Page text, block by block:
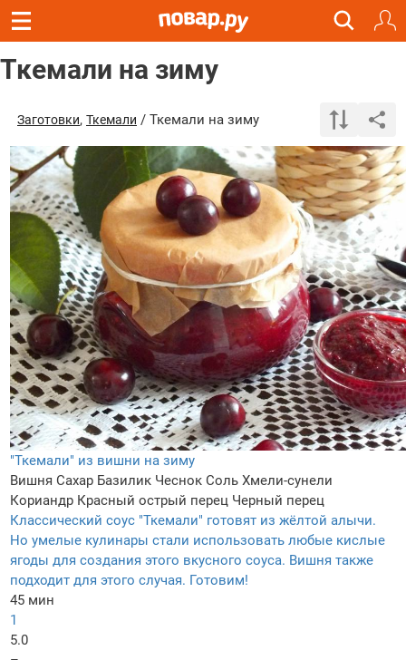
Ткемали на зиму
Заготовки, Ткемали / Ткемали на зиму
"Ткемали" из вишни на зиму
Вишня Сахар Базилик Чеснок Соль Хмели-сунели
Кориандр Красный острый перец Черный перец
Классический соус "Ткемали" готовят из жёлтой алычи.
Но умелые кулинары стали использовать любые кислые
ягоды для создания этого вкусного соуса. Вишня также
подходит для этого случая. Готовим!
45 мин
1
5.0